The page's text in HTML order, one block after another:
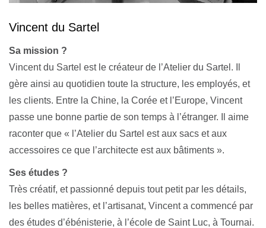
Vincent du Sartel
Sa mission ?
Vincent du Sartel est le créateur de l’Atelier du Sartel. Il
gère ainsi au quotidien toute la structure, les employés, et
les clients. Entre la Chine, la Corée et l’Europe, Vincent
passe une bonne partie de son temps à l’étranger. Il aime
raconter que « l’Atelier du Sartel est aux sacs et aux
accessoires ce que l’architecte est aux bâtiments ».
Ses études ?
Très créatif, et passionné depuis tout petit par les détails,
les belles matières, et l’artisanat, Vincent a commencé par
des études d’ébénisterie, à l’école de Saint Luc, à Tournai.